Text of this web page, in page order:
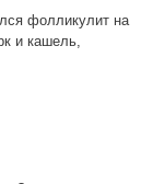
фолликулит на
и кашель,